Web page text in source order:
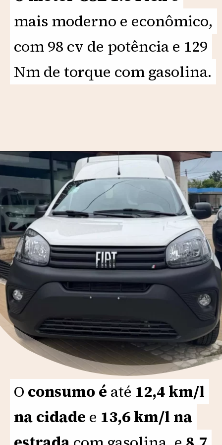
mais moderno e econômico,
com 98 cv de potência e 129
Nm de torque com gasolina.
mais moderno e econômico,
com 98 cv de potência e 129
Nm de torque com gasolina.
O consumo é até 12,4 km/l
na cidade e 13,6 km/l na
O consumo é até 12,4 km/l
na cidade e 13,6 km/l na